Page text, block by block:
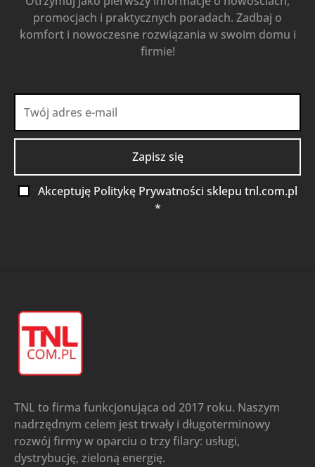
promocjach i praktycznych poradach. Zadbaj o
komfort i nowoczesne rozwiązania w swoim domu i
firmie!
Akceptuję Politykę Prywatności sklepu tnl.com.pl
*
TNL to firma funkcjonująca od 2017 roku. Naszym
nadrzędnym celem jest trwały i długoterminowy
rozwój firmy w oparciu o trzy filary: usługi,
dystrybucję, zieloną energię.